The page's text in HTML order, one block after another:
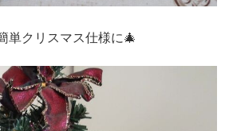
単クリスマス仕様に🎄